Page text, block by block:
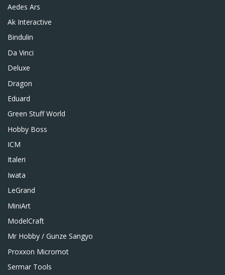
Aedes Ars
Ak Interactive
Bindulin
Da Vinci
Deluxe
Dragon
Eduard
Green Stuff World
Hobby Boss
ICM
Italeri
Iwata
LeGrand
MiniArt
ModelCraft
Mr Hobby / Gunze Sangyo
Proxxon Micromot
Sermar Tools